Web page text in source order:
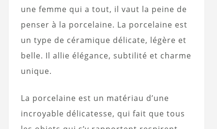
une femme qui a tout, il vaut la peine de
penser à la porcelaine. La porcelaine est
un type de céramique délicate, légère et
belle. Il allie élégance, subtilité et charme
unique.
La porcelaine est un matériau d’une
incroyable délicatesse, qui fait que tous